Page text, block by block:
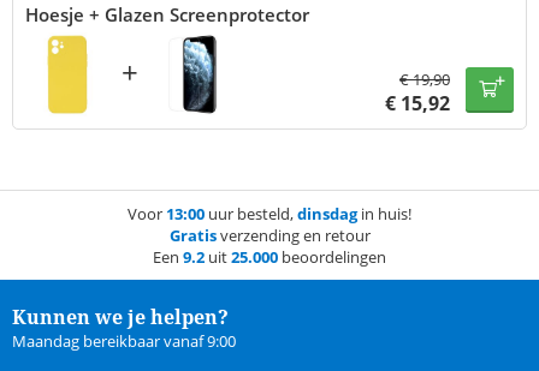
Hoesje + Glazen Screenprotector
+ €19,90
€ 15,92
Voor 13:00 uur besteld,dinsdagin huis!
Gratisverzending en retour
Een 9.2 uit25.000 beoordelingen
Kunnen we je helpen?
Maandag bereikbaar vanaf 9:00